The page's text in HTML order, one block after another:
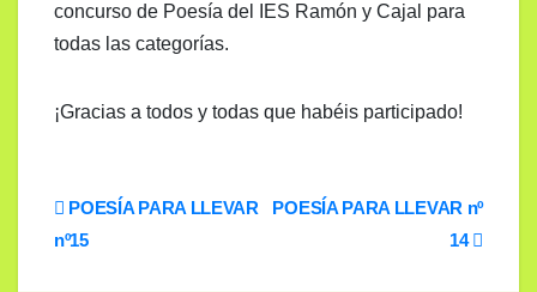
concurso de Poesía del IES Ramón y Cajal para
todas las categorías.
¡Gracias a todos y todas que habéis participado!
Navegación
POESÍA PARA LLEVAR nº
14
POESÍA PARA LLEVAR
nº15